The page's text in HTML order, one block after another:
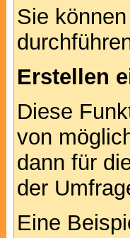
Sie
Erstellen
Diese
von
dann für
der
Eine